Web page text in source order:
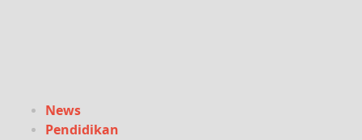
News
Pendidikan